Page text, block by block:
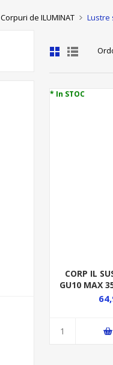
Corpuri de ILUMINAT Lustre
* In STOC
CORP IL
GU10 MAX